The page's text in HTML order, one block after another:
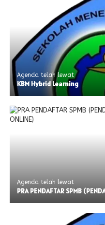
Agenda telah lewat
KBM Hybrid Learning
Agenda telah lewat
PRA PENDAFTAR SPMB